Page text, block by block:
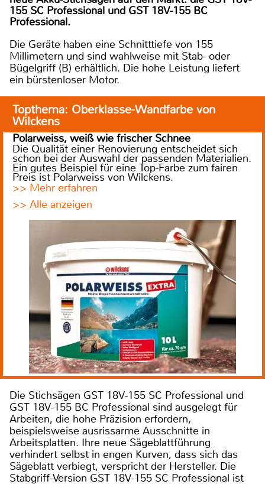
155 SC Professional und GST 18V-155 BC
Professional.
Die Geräte haben eine Schnitttiefe von 155
Millimetern und sind wahlweise mit Stab- oder
Bügelgriff (B) erhältlich. Die hohe Leistung liefert
ein bürstenloser Motor.
Topthema: Oberklasse-Wandfarbe von
Wilckens
Polarweiss, weiß wie frischer Schnee
Die Qualität einer Renovierung entscheidet sich
schon bei der Auswahl der passenden Materialien.
Ein gutes Beispiel für eine Top-Farbe zum fairen
Preis ist Polarweiss von Wilckens.
>> Mehr erfahren
>> Alle anzeigen
Die Stichsägen GST 18V-155 SC Professional und
GST 18V-155 BC Professional sind ausgelegt für
Arbeiten, die hohe Präzision erfordern,
beispielsweise ausrissarme Ausschnitte in
Arbeitsplatten. Ihre neue Sägeblattführung
verhindert selbst in engen Kurven, dass sich das
Sägeblatt verbiegt, verspricht der Hersteller. Die
Stabgriff-Version GST 18V-155 SC Professional ist